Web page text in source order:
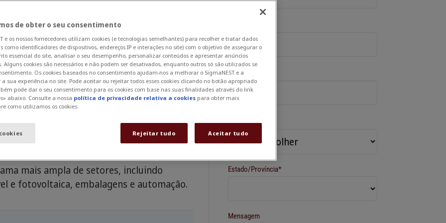
Belvederese srl (N.M.B), uma empresa
original, Mario Campolucci, para fabricar
para luminárias de janelas.
Campolucci, a IN.CO.M srl cresceu para
no mercado de carpintaria metálica,
Seu objetivo comercial inicial era
com o Grupo Pieralisi de Jesi.
cresceu exponencialmente, incluindo
exclusivamente para o processamento
mais ampla de setores, incluindo
e fotovoltaica, embalagens e automação.
Empresa
País*
Estado/Província*
Mensagem
de obter o seu consentimento
e os nossos fornecedores utilizam cookies (e tecnologias semelhantes) para recolher e tratar dados
como identificadores de dispositivos, endereços IP e interações no site) com o objetivo de assegurar o
essencial do site, analisar o seu desempenho, personalizar conteúdos e apresentar anúncios
Alguns cookies são necessários e não podem ser desativados, enquanto outros só são utilizados se
Os cookies baseados no consentimento ajudam-nos a melhorar o SigmaNEST e a
sua experiência no site. Pode aceitar ou rejeitar todos esses cookies clicando no botão apropriado
pode dar o seu consentimento para os cookies com base nas suas finalidades através do link
abaixo. Consulte a nossa política de privacidade relativa a cookies para obter mais
como utilizamos os cookies.
Rejeitar tudo Aceitar tudo